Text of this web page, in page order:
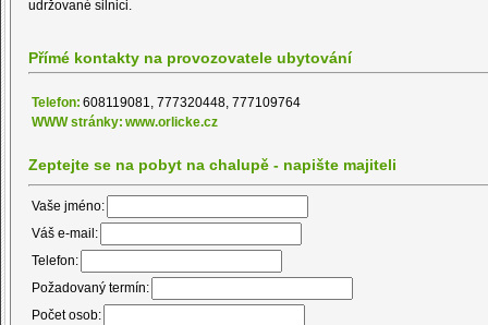
udržované silnici.
Přímé kontakty na provozovatele ubytování
Telefon: 608119081, 777320448, 777109764
WWW stránky: www.orlicke.cz
Zeptejte se na pobyt na chalupě - napište majiteli
Vaše jméno:
Váš e-mail:
Telefon:
Požadovaný termín:
Počet osob: